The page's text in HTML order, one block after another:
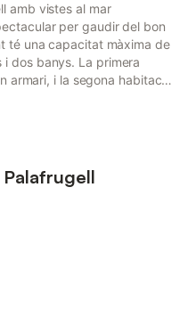
amb vistes al mar
per gaudir del bon
té una capacitat màxima de
dos banys. La primera
armari, i la segona habitació
un és complet amb
m...